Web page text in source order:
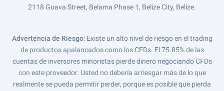
2118 Guava Street, Belama Phase 1, Belize City, Belize.
Advertencia de Riesgo: Existe un alto nivel de riesgo en el trading
de productos apalancados como los CFDs. El 75.85% de las
cuentas de inversores minoristas pierde dinero negociando CFDs
con este proveedor. Usted no debería arriesgar más de lo que
realmente se pueda permitir perder, porque es posible que pierda